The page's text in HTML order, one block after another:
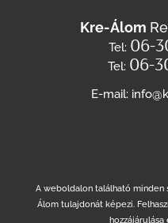
Kre-Álom
Tel: 06-
Tel: 06-
E-mail:
A weboldalon található minden
Álom tulajdonát képezi.